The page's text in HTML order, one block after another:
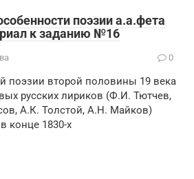
поэзии а.а.фета
к заданию №16
0
поэзии второй половины 19 века
русских лириков (Ф.И. Тютчев,
А.К. Толстой, А.Н. Майков)
конце 1830-х